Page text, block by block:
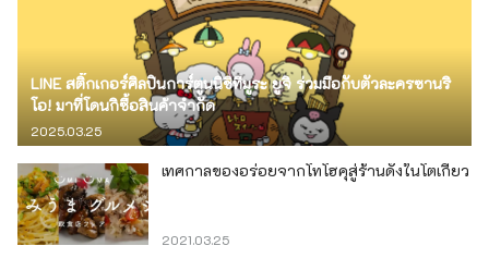
LINE สติ๊กเกอร์ศิลปินการ์ตูนนิชิทีมูระ ยูจิ ร่วมมือกับตัวละครซานริ
โอ! มาที่โดนกิซื้อสินค้าจำกัด
2025.03.25
เทศกาลของอร่อยจากโทโฮคุสู่ร้านดังในโตเกียว
2021.03.25